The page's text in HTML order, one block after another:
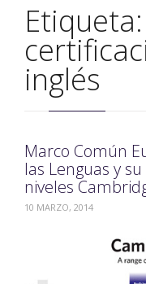
Etiqueta:
inglés
Marco Común
las Lenguas y
niveles
10 MARZO, 2014